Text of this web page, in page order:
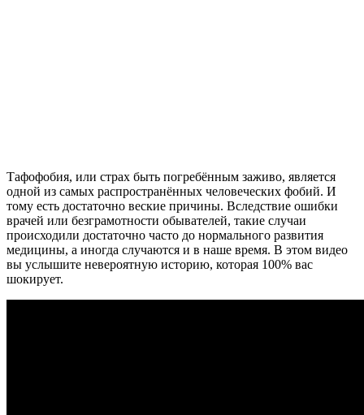
Тафофобия, или страх быть погребённым заживо, является
одной из самых распространённых человеческих фобий. И
тому есть достаточно веские причины. Вследствие ошибки
врачей или безграмотности обывателей, такие случаи
происходили достаточно часто до нормального развития
медицины, а иногда случаются и в наше время. В этом видео
вы услышите невероятную историю, которая 100% вас
шокирует.